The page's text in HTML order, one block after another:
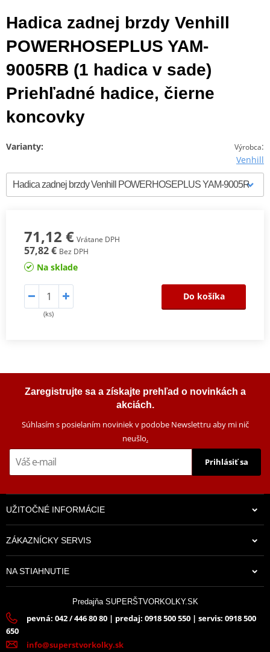
Hadica zadnej brzdy Venhill
POWERHOSEPLUS YAM-
9005RB (1 hadica v sade)
Priehľadné hadice, čierne
koncovky
Výrobca:
Venhill
Varianty:
71,12 € Vrátane DPH
57,82 € Bez DPH
Na sklade
(ks)
Do košíka
Zaregistrujte sa a získajte prehľad o novinkách a
akciách.
Súhlasím s posielaním noviniek v podobe Newslettru aby mi nič
neušlo.
Prihlásiť sa
UŽITOČNÉ INFORMÁCIE
ZÁKAZNÍCKY SERVIS
NA STIAHNUTIE
Predajňa SUPERŠTVORKOLKY.SK
pevná: 042 / 446 80 80 | predaj: 0918 500 550 | servis: 0918 500
650
info@superstvorkolky.sk